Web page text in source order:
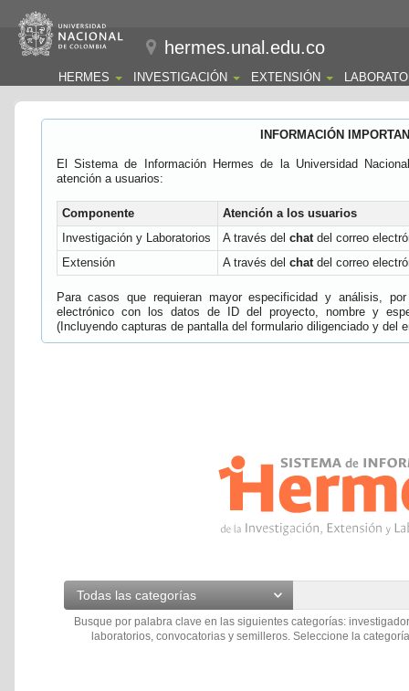
hermes.unal.edu.co
HERMES INVESTIGACIÓN EXTENSIÓN
INFORMACIÓN
El Sistema de Información Hermes de la Universidad
atención a usuarios:
Componente
Atención a los usuarios
Investigación y Laboratorios
A través del chatdel correo
Extensión
A través del chatdel correo
Para casos que requieran mayor especificidad y análisis,
electrónico con los datos de ID del proyecto, nombre y
(Incluyendo capturas de pantalla del formulario diligenciado y del
Todas las categorías
Busque por palabra clave en las siguientes categorías:
laboratorios, convocatorias y semilleros. Seleccione la